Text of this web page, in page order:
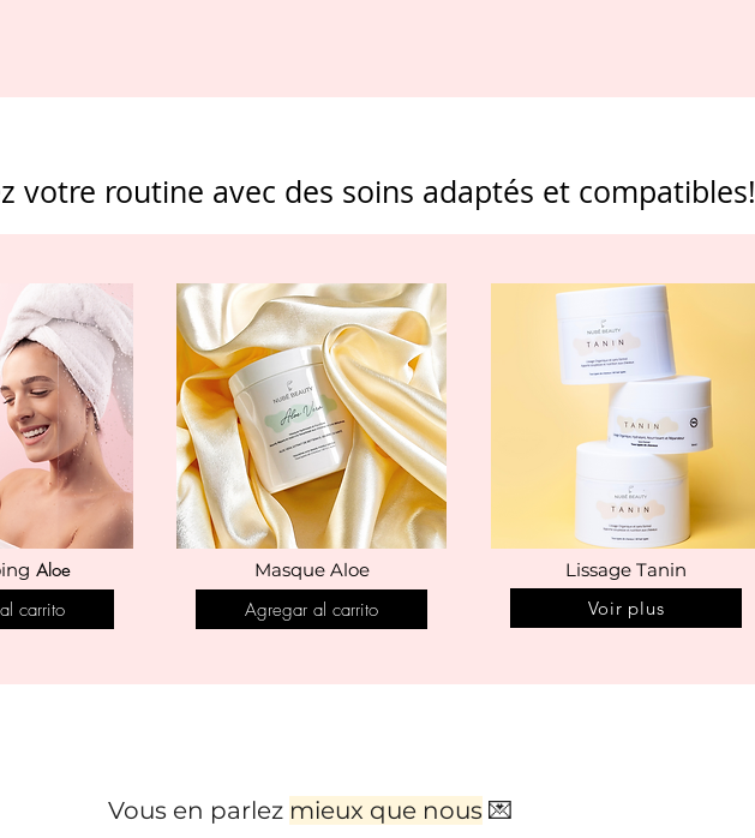
votre routine avec des soins adaptés et compatibles!
Aloe
carrito
Masque Aloe
Agregar al carrito
Lissage Tanin
Voir plus
Vous en parlez mieux que nous 💌